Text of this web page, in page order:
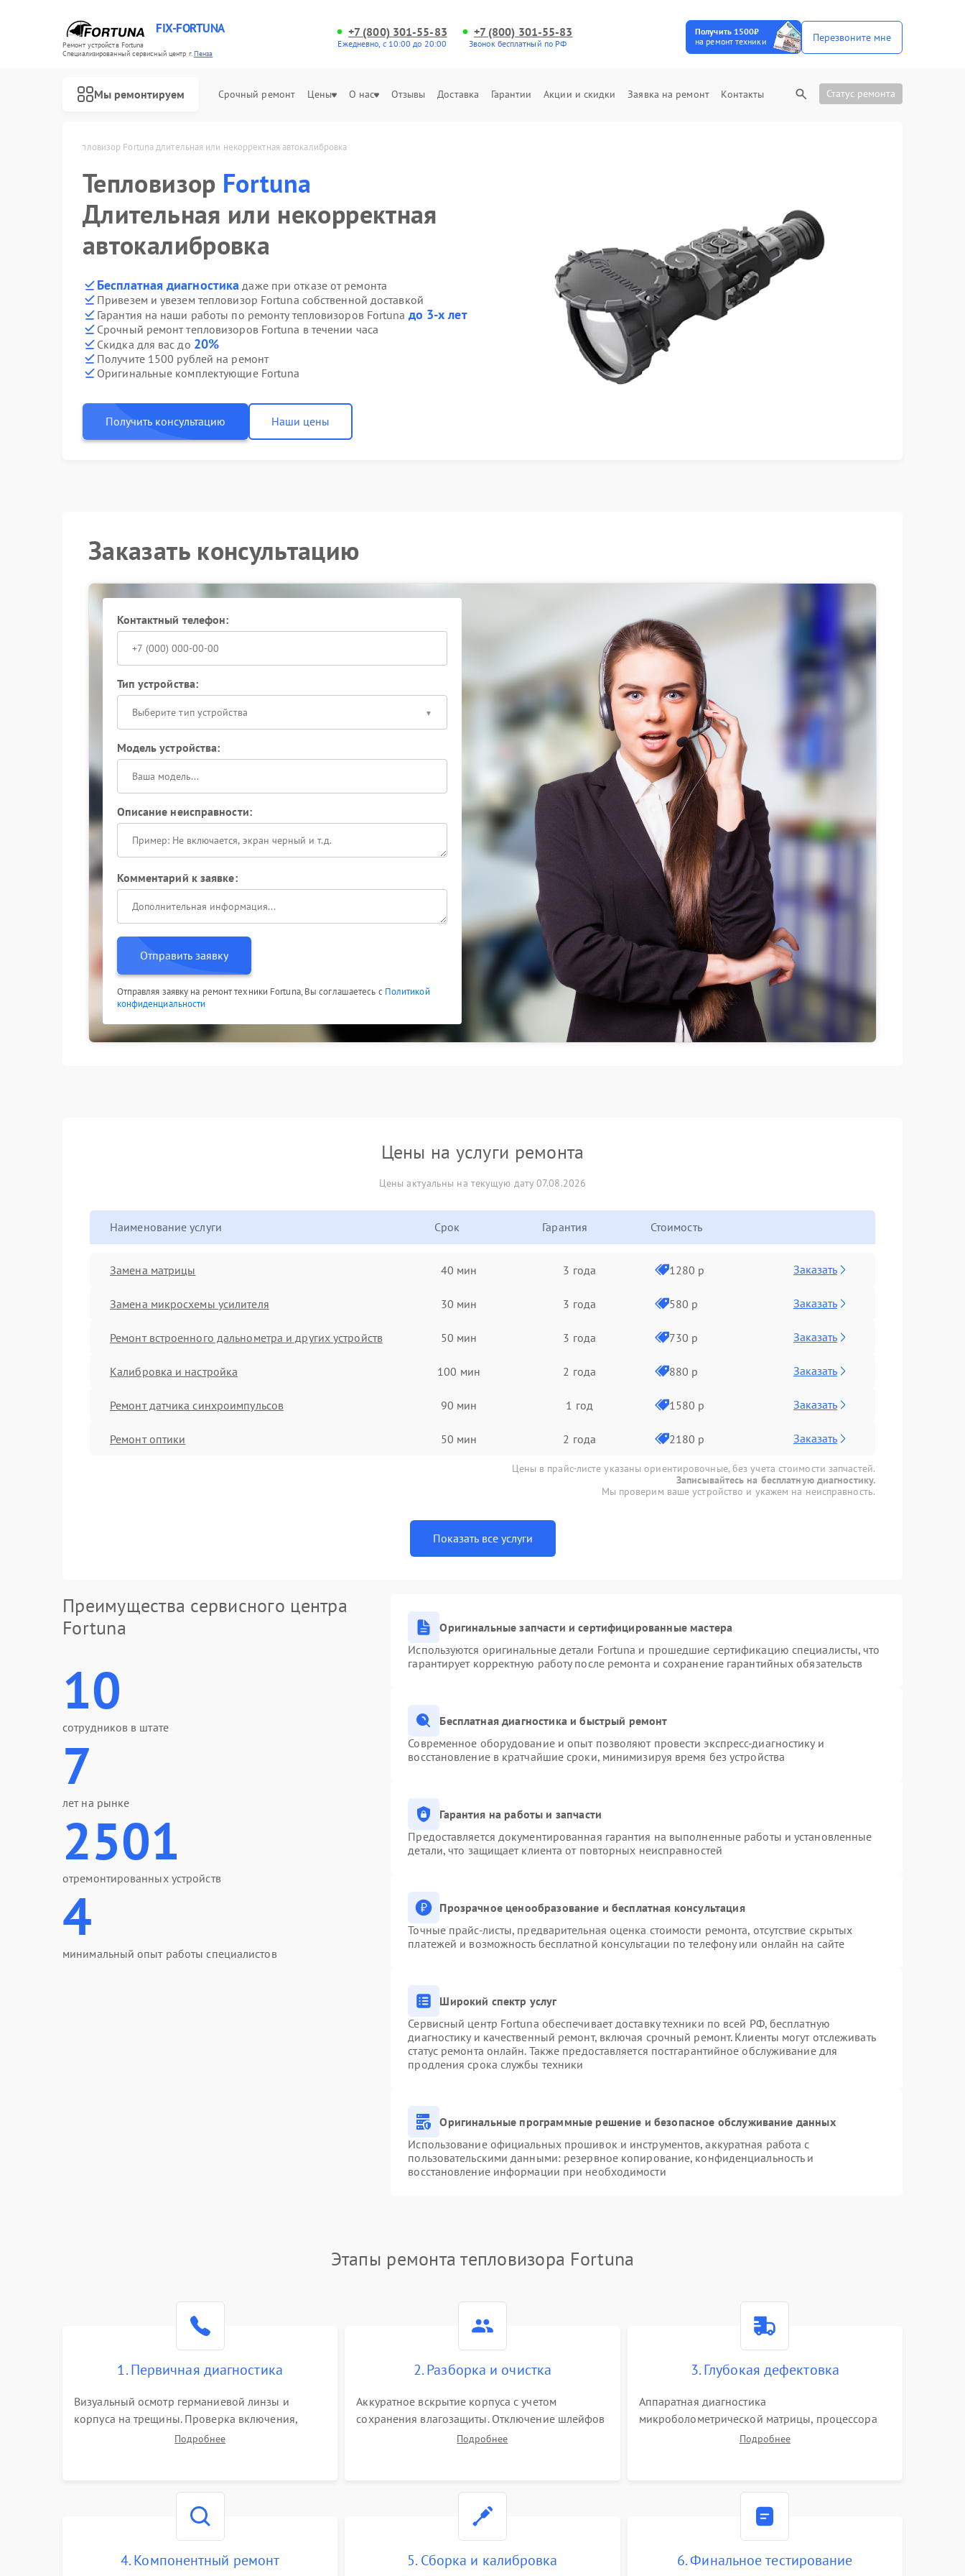
FIX-FORTUNA
Ремонт устройств Fortuna
Специализированный cервисный центр г.Пенза
+7 (800) 301-55-83
Ежедневно, с 10:00 до 20:00
+7 (800) 301-55-83
Звонок бесплатный по РФ
Получить 1500₽
на ремонт техники
Перезвоните мне
Мы ремонтируем Срочный ремонт Цены О нас Отзывы Доставка Гарантии Акции и скидки Заявка на ремонт Контакты Статус ремонта
Тепловизор Fortuna длительная или некорректная автокалибровка
Тепловизор Fortuna
Длительная или некорректная
автокалибровка
Бесплатная диагностика даже при отказе от ремонта
Привезем и увезем тепловизор Fortuna собственной доставкой
Гарантия на наши работы по ремонту тепловизоров Fortuna до 3-х лет
Срочный ремонт тепловизоров Fortuna в течении часа
Скидка для вас до 20%
Получите 1500 рублей на ремонт
Оригинальные комплектующие Fortuna
Получить консультацию Наши цены
Заказать консультацию
Контактный телефон:
Тип устройства:
Выберите тип устройства
Модель устройства:
Описание неисправности:
Комментарий к заявке:
Отправить заявку
Отправляя заявку на ремонт техники Fortuna, Вы соглашаетесь с Политикой
конфиденциальности
Цены на услуги ремонта
Цены актуальны на текущую дату 07.08.2026
Наименование услуги Срок Гарантия Стоимость
Замена матрицы 40 мин 3 года 1280 р Заказать
Замена микросхемы усилителя 30 мин 3 года 580 р Заказать
Ремонт встроенного дальнометра и других устройств 50 мин 3 года 730 р Заказать
Калибровка и настройка 100 мин 2 года 880 р Заказать
Ремонт датчика синхроимпульсов 90 мин 1 год 1580 р Заказать
Ремонт оптики 50 мин 2 года 2180 р Заказать
Цены в прайс-листе указаны ориентировочные, без учета стоимости запчастей.
Записывайтесь на бесплатную диагностику.
Мы проверим ваше устройство и укажем на неисправность.
Показать все услуги
Преимущества сервисного центра
Fortuna
10
сотрудников в штате
7
лет на рынке
2501
отремонтированных устройств
4
минимальный опыт работы специалистов
Оригинальные запчасти и сертифицированные мастера
Используются оригинальные детали Fortuna и прошедшие сертификацию специалисты, что
гарантирует корректную работу после ремонта и сохранение гарантийных обязательств
Бесплатная диагностика и быстрый ремонт
Современное оборудование и опыт позволяют провести экспресс-диагностику и
восстановление в кратчайшие сроки, минимизируя время без устройства
Гарантия на работы и запчасти
Предоставляется документированная гарантия на выполненные работы и установленные
детали, что защищает клиента от повторных неисправностей
Прозрачное ценообразование и бесплатная консультация
Точные прайс-листы, предварительная оценка стоимости ремонта, отсутствие скрытых
платежей и возможность бесплатной консультации по телефону или онлайн на сайте
Широкий спектр услуг
Сервисный центр Fortuna обеспечивает доставку техники по всей РФ, бесплатную
диагностику и качественный ремонт, включая срочный ремонт. Клиенты могут отслеживать
статус ремонта онлайн. Также предоставляется постгарантийное обслуживание для
продления срока службы техники
Оригинальные программные решение и безопасное обслуживание данных
Использование официальных прошивок и инструментов, аккуратная работа с
пользовательскими данными: резервное копирование, конфиденциальность и
восстановление информации при необходимости
Этапы ремонта тепловизора Fortuna
1. Первичная диагностика
Визуальный осмотр германиевой линзы и
корпуса на трещины. Проверка включения,
реакции кнопок и разъемов зарядки. Оценка
Подробнее
2. Разборка и очистка
Аккуратное вскрытие корпуса с учетом
сохранения влагозащиты. Отключение шлейфов
питания и дисплея. Очистка внутренних плат от
Подробнее
3. Глубокая дефектовка
Аппаратная диагностика
микроболометрической матрицы, процессора
обработки изображений и цепей питания.
Подробнее
4. Компонентный ремонт 5. Сборка и калибровка 6. Финальное тестирование